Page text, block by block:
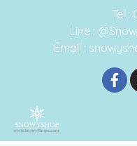
Tel :
Line :
Email :